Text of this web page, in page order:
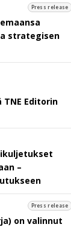
Press release
strategisen
Editorin
–
Press release
on valinnut